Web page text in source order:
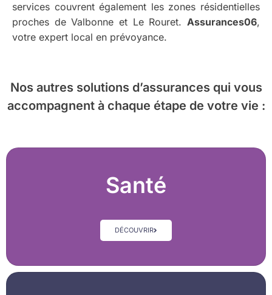
services couvrent également les zones résidentielles
proches de Valbonne et Le Rouret. Assurances06,
votre expert local en prévoyance.
Nos autres solutions d’assurances qui vous
accompagnent à chaque étape de votre vie :
Santé
DÉCOUVRIR